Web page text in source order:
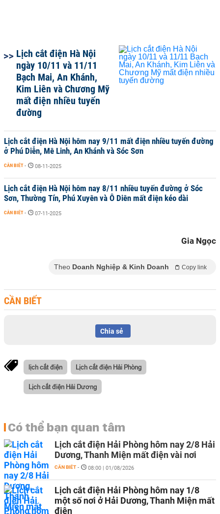
Lịch cắt điện Hà Nội
ngày 10/11 và 11/11
Bạch Mai, An Khánh,
Kim Liên và Chương Mỹ
mất điện nhiều tuyến
đường
Lịch cắt điện Hà Nội hôm nay 9/11 mất điện nhiều tuyến đường
ở Phú Diễn, Mê Linh, An Khánh và Sóc Sơn
CẦN BIẾT - 08-11-2025
Lịch cắt điện Hà Nội hôm nay 8/11 nhiều tuyến đường ở Sóc
Sơn, Thường Tín, Phú Xuyên và Ô Diên mất điện kéo dài
CẦN BIẾT - 07-11-2025
Gia Ngọc
Theo Doanh Nghiệp & Kinh Doanh Copy link
CẦN BIẾT
Chia sẻ
lịch cắt điện Lịch cắt điện Hải Phòng
Lịch cắt điện Hải Dương
Có thể bạn quan tâm
Lịch cắt điện Hải Phòng hôm nay 2/8 Hải
Dương, Thanh Miện mất điện vài nơi
CẦN BIẾT - 08:00 | 01/08/2026
Lịch cắt điện Hải Phòng hôm nay 1/8
một số nơi ở Hải Dương, Thanh Miện mất
điện